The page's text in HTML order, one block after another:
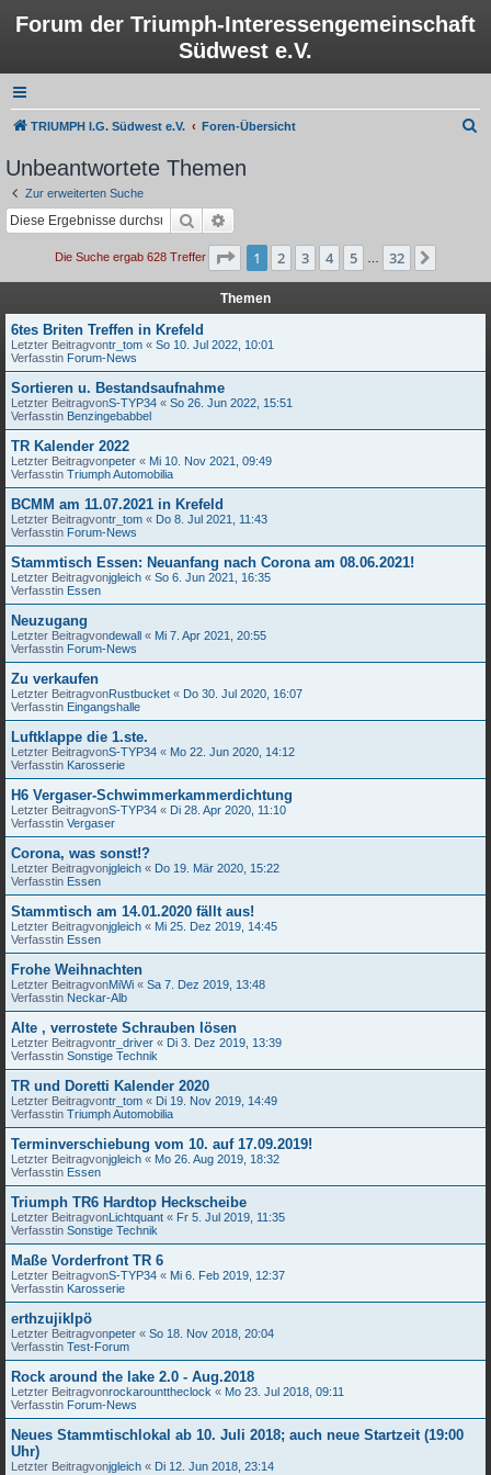
Forum der Triumph-Interessengemeinschaft
Südwest e.V.
TRIUMPH I.G. Südwest e.V. Foren-Übersicht
Unbeantwortete Themen
Zur erweiterten Suche
Suche
Die Suche ergab 628 Treffer Seite 1von 32
1 2 3 4 5 32
Themen
6tes Briten Treffen in Krefeld
Letzter Beitragvontr_tom « So 10. Jul 2022, 10:01
Verfasstin Forum-News
Sortieren u. Bestandsaufnahme
Letzter BeitragvonS-TYP34 « So 26. Jun 2022, 15:51
Verfasstin Benzingebabbel
TR Kalender 2022
Letzter Beitragvonpeter « Mi 10. Nov 2021, 09:49
Verfasstin Triumph Automobilia
BCMM am 11.07.2021 in Krefeld
Letzter Beitragvontr_tom « Do 8. Jul 2021, 11:43
Verfasstin Forum-News
Stammtisch Essen: Neuanfang nach Corona am 08.06.2021!
Letzter Beitragvonjgleich « So 6. Jun 2021, 16:35
Verfasstin Essen
Neuzugang
Letzter Beitragvondewall « Mi 7. Apr 2021, 20:55
Verfasstin Forum-News
Zu verkaufen
Letzter BeitragvonRustbucket « Do 30. Jul 2020, 16:07
Verfasstin Eingangshalle
Luftklappe die 1.ste.
Letzter BeitragvonS-TYP34 « Mo 22. Jun 2020, 14:12
Verfasstin Karosserie
H6 Vergaser-Schwimmerkammerdichtung
Letzter BeitragvonS-TYP34 « Di 28. Apr 2020, 11:10
Verfasstin Vergaser
Corona, was sonst!?
Letzter Beitragvonjgleich « Do 19. Mär 2020, 15:22
Verfasstin Essen
Stammtisch am 14.01.2020 fällt aus!
Letzter Beitragvonjgleich « Mi 25. Dez 2019, 14:45
Verfasstin Essen
Frohe Weihnachten
Letzter BeitragvonMiWi « Sa 7. Dez 2019, 13:48
Verfasstin Neckar-Alb
Alte , verrostete Schrauben lösen
Letzter Beitragvontr_driver « Di 3. Dez 2019, 13:39
Verfasstin Sonstige Technik
TR und Doretti Kalender 2020
Letzter Beitragvontr_tom « Di 19. Nov 2019, 14:49
Verfasstin Triumph Automobilia
Terminverschiebung vom 10. auf 17.09.2019!
Letzter Beitragvonjgleich « Mo 26. Aug 2019, 18:32
Verfasstin Essen
Triumph TR6 Hardtop Heckscheibe
Letzter BeitragvonLichtquant « Fr 5. Jul 2019, 11:35
Verfasstin Sonstige Technik
Maße Vorderfront TR 6
Letzter BeitragvonS-TYP34 « Mi 6. Feb 2019, 12:37
Verfasstin Karosserie
erthzujiklpö
Letzter Beitragvonpeter « So 18. Nov 2018, 20:04
Verfasstin Test-Forum
Rock around the lake 2.0 - Aug.2018
Letzter Beitragvonrockarounttheclock « Mo 23. Jul 2018, 09:11
Verfasstin Forum-News
Neues Stammtischlokal ab 10. Juli 2018; auch neue Startzeit (19:00
Uhr)
Letzter Beitragvonjgleich « Di 12. Jun 2018, 23:14